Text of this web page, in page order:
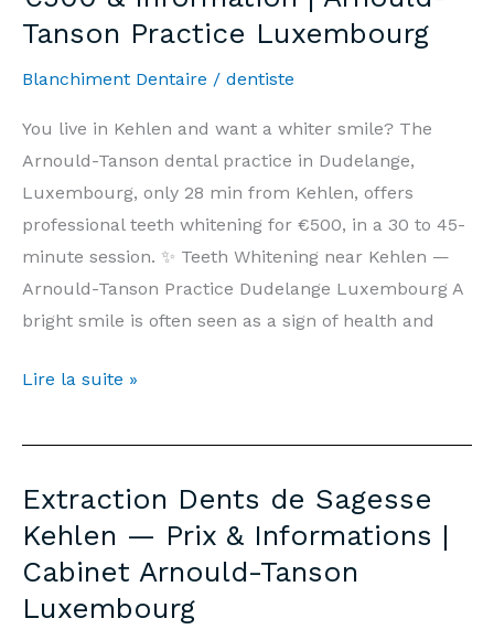
&
Cabinet
Arnould-
Tanson
Luxembourg
Tanson Practice Luxembourg
Blanchiment Dentaire / dentiste
You live in Kehlen and want a whiter smile? The
Arnould-Tanson dental practice in Dudelange,
Luxembourg, only 28 min from Kehlen, offers
professional teeth whitening for €500, in a 30 to 45-
minute session. ✨ Teeth Whitening near Kehlen —
Arnould-Tanson Practice Dudelange Luxembourg A
bright smile is often seen as a sign of health and
Teeth
Kehlen
Price
€500
&
Information
Lire la suite »
Extraction Dents de Sagesse
Kehlen — Prix & Informations |
Cabinet Arnould-Tanson
Luxembourg